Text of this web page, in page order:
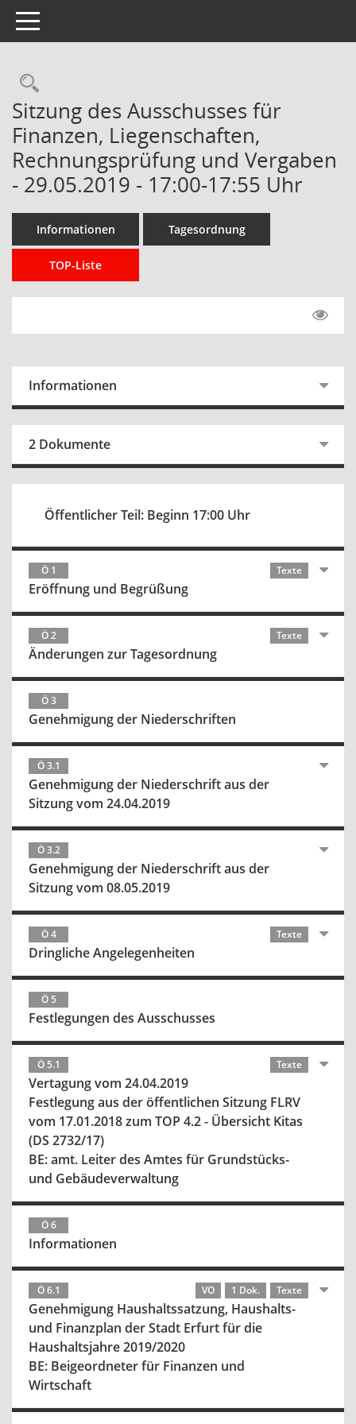
Toggle navigation
Rechercheauswahl
Sitzung des Ausschusses für
Finanzen, Liegenschaften,
Rechnungsprüfung und Vergaben
- 29.05.2019 - 17:00-17:55 Uhr
Informationen Tagesordnung
TOP-Liste
Informationen
2 Dokumente
Öffentlicher Teil: Beginn 17:00 Uhr
Ö 1 Texte
Eröffnung und Begrüßung
Ö 2 Texte
Änderungen zur Tagesordnung
Ö 3
Genehmigung der Niederschriften
Ö 3.1
Genehmigung der Niederschrift aus der
Sitzung vom 24.04.2019
Ö 3.2
Genehmigung der Niederschrift aus der
Sitzung vom 08.05.2019
Ö 4 Texte
Dringliche Angelegenheiten
Ö 5
Festlegungen des Ausschusses
Ö 5.1 Texte
Vertagung vom 24.04.2019
Festlegung aus der öffentlichen Sitzung FLRV
vom 17.01.2018 zum TOP 4.2 - Übersicht Kitas
(DS 2732/17)
BE: amt. Leiter des Amtes für Grundstücks-
und Gebäudeverwaltung
Ö 6
Informationen
Ö 6.1 VO 1 Dok. Texte
Genehmigung Haushaltssatzung, Haushalts-
und Finanzplan der Stadt Erfurt für die
Haushaltsjahre 2019/2020
BE: Beigeordneter für Finanzen und
Wirtschaft